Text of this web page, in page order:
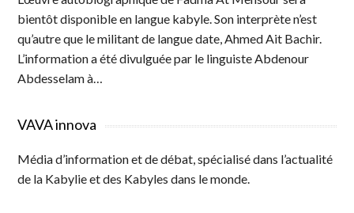
bientôt disponible en langue kabyle. Son interprète n’est
qu’autre que le militant de langue date, Ahmed Ait Bachir.
L’information a été divulguée par le linguiste Abdenour
Abdesselam à…
VAVA innova
Média d’information et de débat, spécialisé dans l’actualité
de la Kabylie et des Kabyles dans le monde.